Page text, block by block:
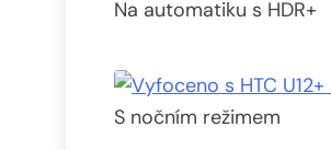
Na automatiku s HDR+
S nočním režimem